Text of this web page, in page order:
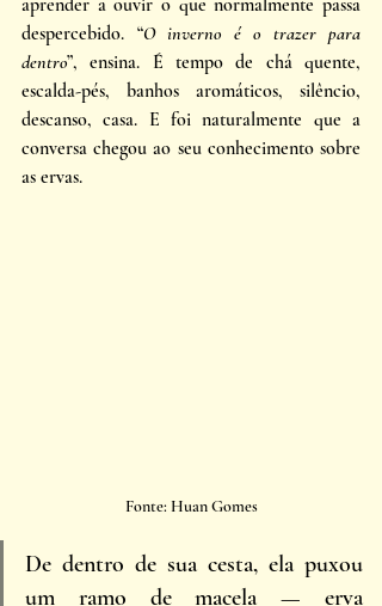
aprender a ouvir o que normalmente passa
despercebido. “O inverno é o trazer para
dentro”, ensina. É tempo de chá quente,
escalda-pés, banhos aromáticos, silêncio,
descanso, casa. E foi naturalmente que a
conversa chegou ao seu conhecimento sobre
as ervas.
Fonte: Huan Gomes
De dentro de sua cesta, ela puxou
um ramo de macela — erva